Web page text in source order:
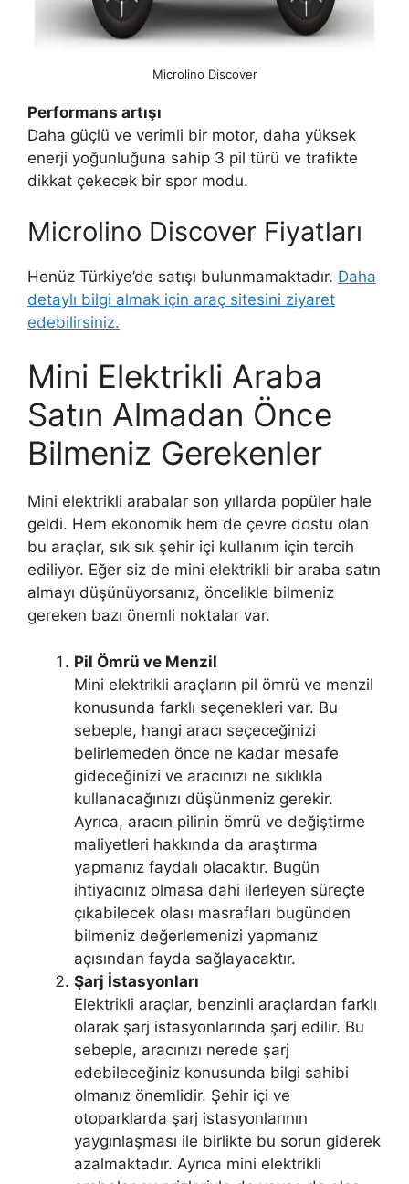
Microlino Discover
Performans artışı
Daha güçlü ve verimli bir motor, daha yüksek
enerji yoğunluğuna sahip 3 pil türü ve trafikte
dikkat çekecek bir spor modu.
Microlino Discover Fiyatları
Henüz Türkiye’de satışı bulunmamaktadır. Daha
detaylı bilgi almak için araç sitesini ziyaret
edebilirsiniz.
Mini Elektrikli Araba
Satın Almadan Önce
Bilmeniz Gerekenler
Mini elektrikli arabalar son yıllarda popüler hale
geldi. Hem ekonomik hem de çevre dostu olan
bu araçlar, sık sık şehir içi kullanım için tercih
ediliyor. Eğer siz de mini elektrikli bir araba satın
almayı düşünüyorsanız, öncelikle bilmeniz
gereken bazı önemli noktalar var.
Pil Ömrü ve Menzil
Mini elektrikli araçların pil ömrü ve menzil
konusunda farklı seçenekleri var. Bu
sebeple, hangi aracı seçeceğinizi
belirlemeden önce ne kadar mesafe
gideceğinizi ve aracınızı ne sıklıkla
kullanacağınızı düşünmeniz gerekir.
Ayrıca, aracın pilinin ömrü ve değiştirme
maliyetleri hakkında da araştırma
yapmanız faydalı olacaktır. Bugün
ihtiyacınız olmasa dahi ilerleyen süreçte
çıkabilecek olası masrafları bugünden
bilmeniz değerlemenizi yapmanız
açısından fayda sağlayacaktır.
Şarj İstasyonları
Elektrikli araçlar, benzinli araçlardan farklı
olarak şarj istasyonlarında şarj edilir. Bu
sebeple, aracınızı nerede şarj
edebileceğiniz konusunda bilgi sahibi
olmanız önemlidir. Şehir içi ve
otoparklarda şarj istasyonlarının
yaygınlaşması ile birlikte bu sorun giderek
azalmaktadır. Ayrıca mini elektrikli